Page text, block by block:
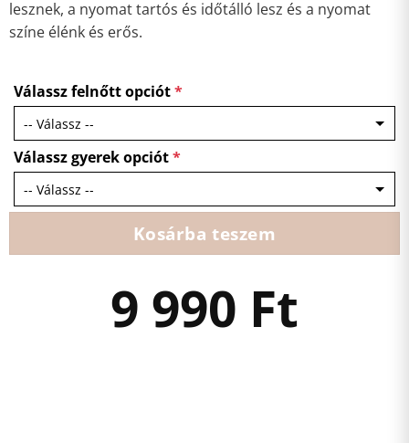
lesznek, a nyomat tartós és időtálló lesz és a nyomat
színe élénk és erős.
Válassz felnőtt opciót*
Válassz gyerek opciót*
Kosárba teszem
9 990 Ft